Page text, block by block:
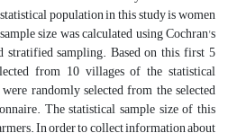
population in this study is women
size was calculated using Cochran's
stratified sampling. Based on this, first 5
from 10 villages of the statistical
randomly selected from the selected
The statistical sample size of this